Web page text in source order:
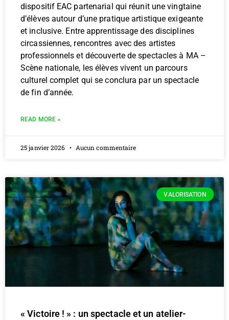
dispositif EAC partenarial qui réunit une vingtaine
d’élèves autour d’une pratique artistique exigeante
et inclusive. Entre apprentissage des disciplines
circassiennes, rencontres avec des artistes
professionnels et découverte de spectacles à MA –
Scène nationale, les élèves vivent un parcours
culturel complet qui se conclura par un spectacle
de fin d’année.
READ MORE »
25 janvier 2026 Aucun commentaire
VALORISATION
« Victoire ! » : un spectacle et un atelier-